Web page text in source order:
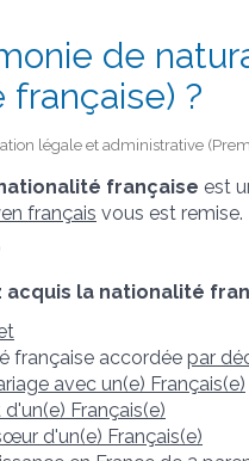
de
?
légale et administrative
française est
français vous est remise.
acquis la nationalité
française accordée par
avec un(e) Français(e)
Français(e)
d'un(e) Français(e)